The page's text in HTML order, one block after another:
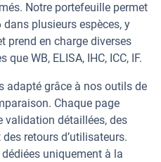
Notre portefeuille permet
plusieurs espèces, y
prend en charge diverses
WB, ELISA, IHC, ICC, IF.
adapté grâce à nos outils de
Chaque page
validation détaillées, des
retours d’utilisateurs.
uniquement à la